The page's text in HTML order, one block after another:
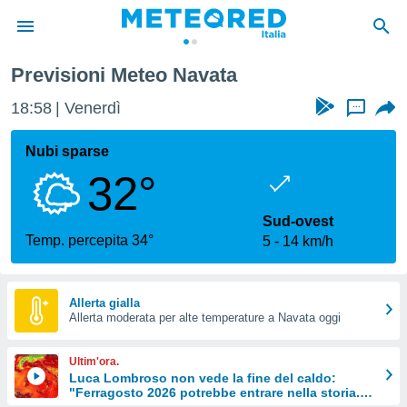
di
per
le
di
Web
le
Previsioni Meteo Navata
18:58 Venerdì ...
Nubi sparse
32°
Temp. percepita 34°
Sud-ovest
5
14 km/h
Allerta gialla
Allerta moderata per alte temperature a Navata oggi
Ultim'ora.
Luca Lombroso non vede la fine del caldo:
"Ferragosto 2026 potrebbe entrare nella storia.